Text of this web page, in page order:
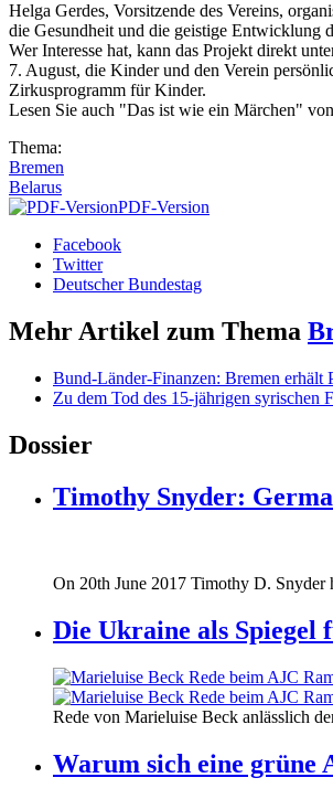
Helga Gerdes, Vorsitzende des Vereins,
die Gesundheit und die geistige Entwicklung
Wer Interesse hat, kann das Projekt direkt
7. August, die Kinder und den Verein
Zirkusprogramm für Kinder.
Lesen Sie auch "Das ist wie ein Märchen"
Thema:
Bremen
Belarus
PDF-Version
Facebook
Twitter
Deutscher Bundestag
Mehr Artikel zum Thema
Bund-Länder-Finanzen: Bremen erhält
Zu dem Tod des 15-jährigen syrischen
Dossier
Timothy Snyder:
On 20th June 2017 Timothy D. Snyder
Die Ukraine als Spiegel
Rede von Marieluise Beck anlässlich
Warum sich eine grüne